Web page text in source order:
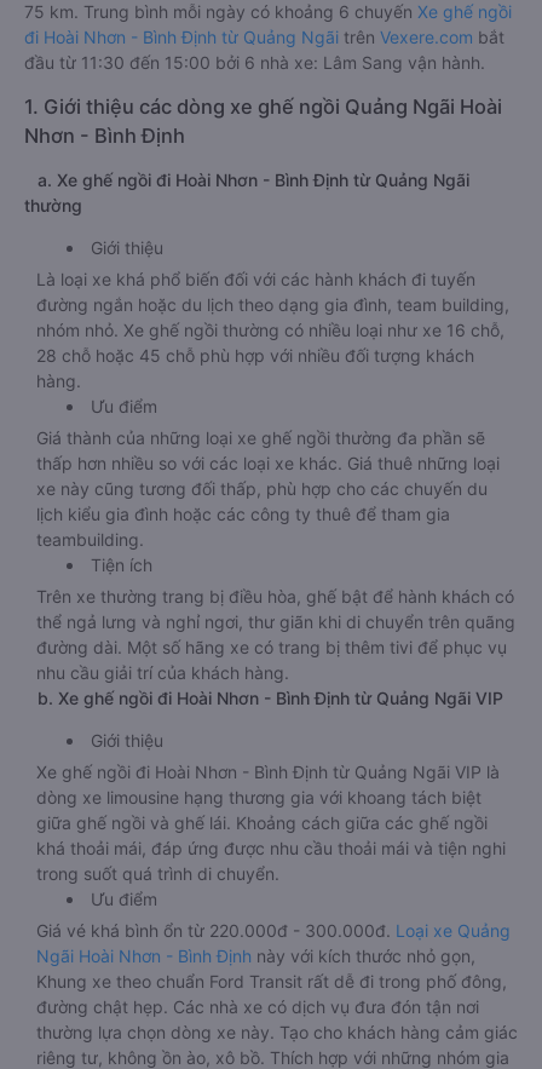
75 km. Trung bình mỗi ngày có khoảng 6 chuyến Xe ghế ngồi
đi Hoài Nhơn - Bình Định từ Quảng Ngãi trên Vexere.com bắt
đầu từ 11:30 đến 15:00 bởi 6 nhà xe: Lâm Sang vận hành.
1. Giới thiệu các dòng xe ghế ngồi Quảng Ngãi Hoài
Nhơn - Bình Định
a. Xe ghế ngồi đi Hoài Nhơn - Bình Định từ Quảng Ngãi
thường
Giới thiệu
Là loại xe khá phổ biến đối với các hành khách đi tuyến
đường ngắn hoặc du lịch theo dạng gia đình, team building,
nhóm nhỏ. Xe ghế ngồi thường có nhiều loại như xe 16 chỗ,
28 chỗ hoặc 45 chỗ phù hợp với nhiều đối tượng khách
hàng.
Ưu điểm
Giá thành của những loại xe ghế ngồi thường đa phần sẽ
thấp hơn nhiều so với các loại xe khác. Giá thuê những loại
xe này cũng tương đối thấp, phù hợp cho các chuyến du
lịch kiểu gia đình hoặc các công ty thuê để tham gia
teambuilding.
Tiện ích
Trên xe thường trang bị điều hòa, ghế bật để hành khách có
thể ngả lưng và nghỉ ngơi, thư giãn khi di chuyển trên quãng
đường dài. Một số hãng xe có trang bị thêm tivi để phục vụ
nhu cầu giải trí của khách hàng.
b. Xe ghế ngồi đi Hoài Nhơn - Bình Định từ Quảng Ngãi VIP
Giới thiệu
Xe ghế ngồi đi Hoài Nhơn - Bình Định từ Quảng Ngãi VIP là
dòng xe limousine hạng thương gia với khoang tách biệt
giữa ghế ngồi và ghế lái. Khoảng cách giữa các ghế ngồi
khá thoải mái, đáp ứng được nhu cầu thoải mái và tiện nghi
trong suốt quá trình di chuyển.
Ưu điểm
Giá vé khá bình ổn từ 220.000đ - 300.000đ. Loại xe Quảng
Ngãi Hoài Nhơn - Bình Định này với kích thước nhỏ gọn,
Khung xe theo chuẩn Ford Transit rất dễ đi trong phố đông,
đường chật hẹp. Các nhà xe có dịch vụ đưa đón tận nơi
thường lựa chọn dòng xe này. Tạo cho khách hàng cảm giác
riêng tư, không ồn ào, xô bồ. Thích hợp với những nhóm gia